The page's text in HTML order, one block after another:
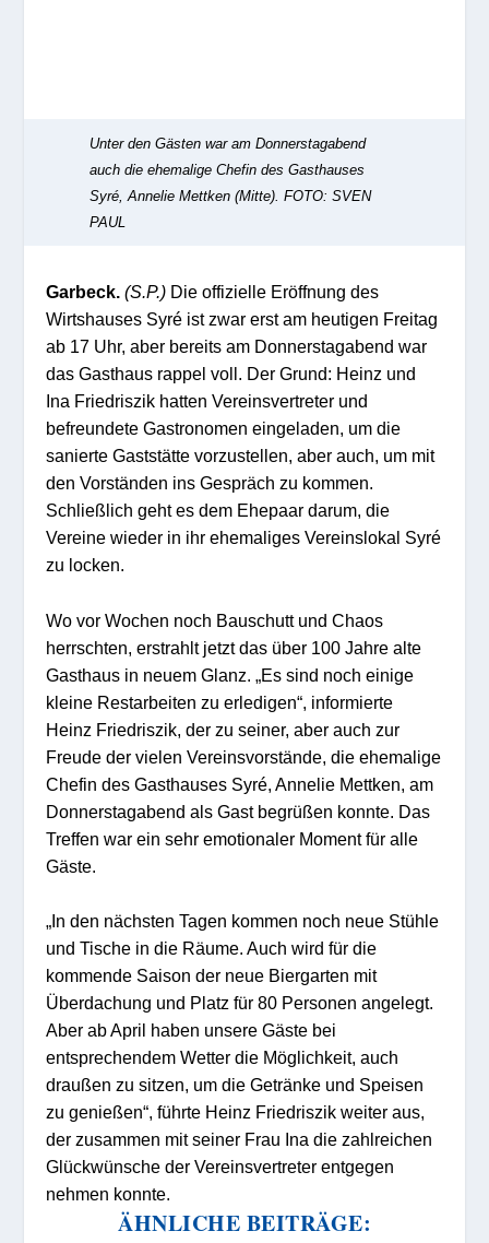
Unter den Gästen war am Donnerstagabend
auch die ehemalige Chefin des Gasthauses
Syré, Annelie Mettken (Mitte). FOTO: SVEN
PAUL
Garbeck. (S.P.) Die offizielle Eröffnung des
Wirtshauses Syré ist zwar erst am heutigen Freitag
ab 17 Uhr, aber bereits am Donnerstagabend war
das Gasthaus rappel voll. Der Grund: Heinz und
Ina Friedriszik hatten Vereinsvertreter und
befreundete Gastronomen eingeladen, um die
sanierte Gaststätte vorzustellen, aber auch, um mit
den Vorständen ins Gespräch zu kommen.
Schließlich geht es dem Ehepaar darum, die
Vereine wieder in ihr ehemaliges Vereinslokal Syré
zu locken.
Wo vor Wochen noch Bauschutt und Chaos
herrschten, erstrahlt jetzt das über 100 Jahre alte
Gasthaus in neuem Glanz. „Es sind noch einige
kleine Restarbeiten zu erledigen“, informierte
Heinz Friedriszik, der zu seiner, aber auch zur
Freude der vielen Vereinsvorstände, die ehemalige
Chefin des Gasthauses Syré, Annelie Mettken, am
Donnerstagabend als Gast begrüßen konnte. Das
Treffen war ein sehr emotionaler Moment für alle
Gäste.
„In den nächsten Tagen kommen noch neue Stühle
und Tische in die Räume. Auch wird für die
kommende Saison der neue Biergarten mit
Überdachung und Platz für 80 Personen angelegt.
Aber ab April haben unsere Gäste bei
entsprechendem Wetter die Möglichkeit, auch
draußen zu sitzen, um die Getränke und Speisen
zu genießen“, führte Heinz Friedriszik weiter aus,
der zusammen mit seiner Frau Ina die zahlreichen
Glückwünsche der Vereinsvertreter entgegen
nehmen konnte.
ÄHNLICHE BEITRÄGE: